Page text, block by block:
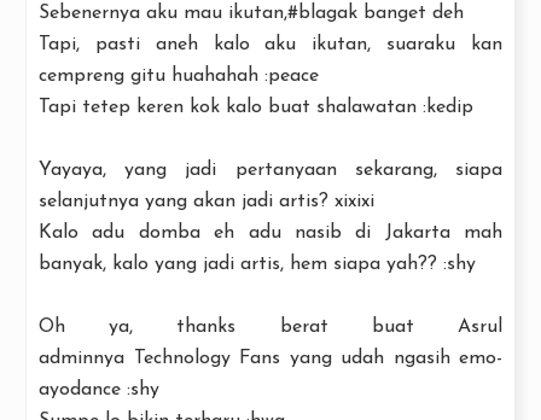
Sebenernya aku mau ikutan,#blagak banget deh
Tapi, pasti aneh kalo aku ikutan, suaraku kan
cempreng gitu huahahah :peace
Tapi tetep keren kok kalo buat shalawatan :kedip
Yayaya, yang jadi pertanyaan sekarang, siapa
selanjutnya yang akan jadi artis? xixixi
Kalo adu domba eh adu nasib di Jakarta mah
banyak, kalo yang jadi artis, hem siapa yah?? :shy
Oh ya, thanks berat buat Asrul
adminnya Technology Fans yang udah ngasih emo-
ayodance :shy